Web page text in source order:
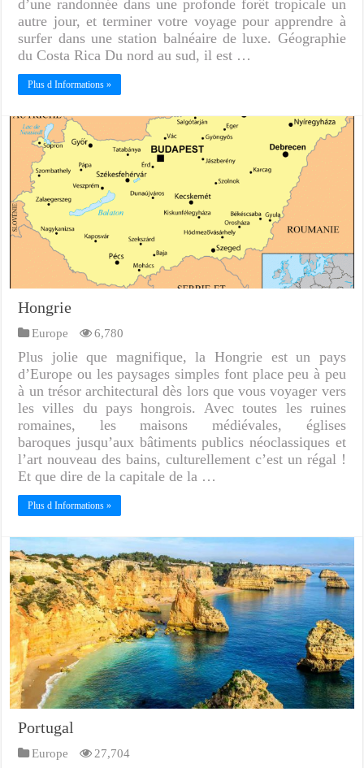
d’une randonnée dans une profonde forêt tropicale un
autre jour, et terminer votre voyage pour apprendre à
surfer dans une station balnéaire de luxe. Géographie
du Costa Rica Du nord au sud, il est …
Plus d Informations »
Hongrie
Europe 6,780
Plus jolie que magnifique, la Hongrie est un pays
d’Europe ou les paysages simples font place peu à peu
à un trésor architectural dès lors que vous voyager vers
les villes du pays hongrois. Avec toutes les ruines
romaines, les maisons médiévales, églises
baroques jusqu’aux bâtiments publics néoclassiques et
l’art nouveau des bains, culturellement c’est un régal !
Et que dire de la capitale de la …
Plus d Informations »
Portugal
Europe 27,704